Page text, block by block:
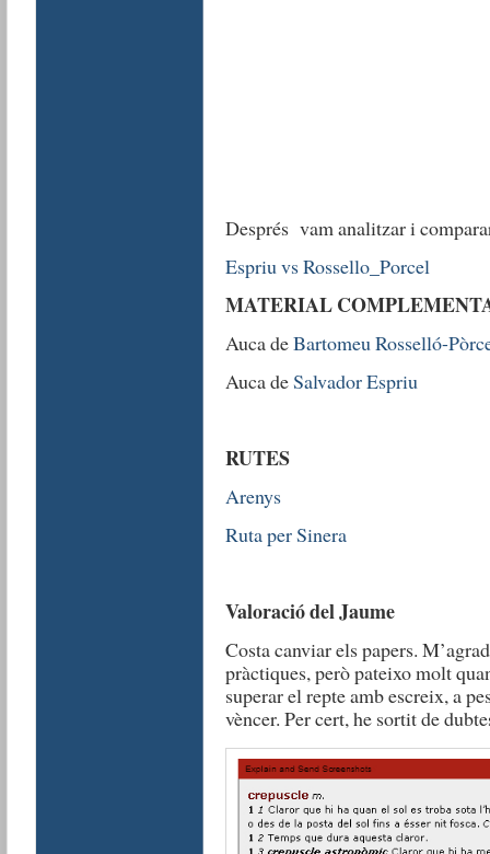
Després vam analitzar i
Espriu vs Rossello_Porcel
MATERIAL
Auca deBartomeu Rosselló-
Auca deSalvador Espriu
RUTES
Arenys
Ruta per Sinera
Valoració del Jaume
Costa canviar els papers.
pràctiques, però pateixo molt
superar el repte amb escreix, a
vèncer. Per cert, he sortit de